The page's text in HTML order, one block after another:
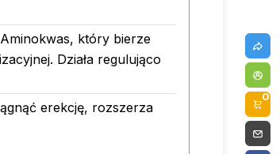
który bierze
Działa regulująco
erekcję, rozszerza
0